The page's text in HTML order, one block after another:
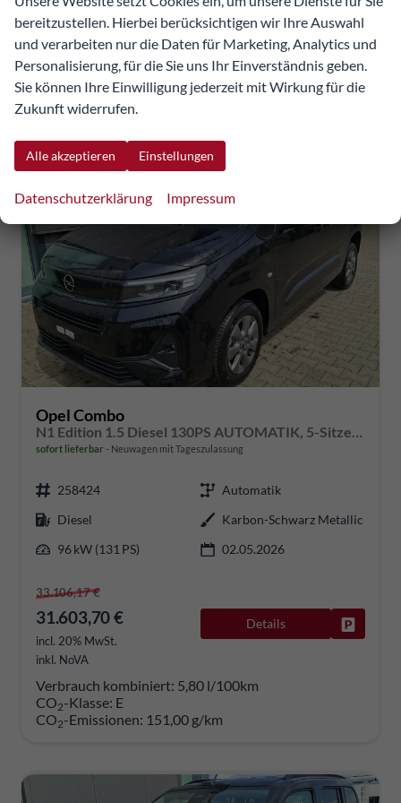
incl. 20% MwSt.
Verbrauch kombiniert:
5,80 l/100km
CO -Klasse:E
CO -Emissionen:151,00 g/km
Opel Combo
N1 Edition 1.5 Diesel 130PS AUTOMATIK, 5-Sitzer, Karbon-Schwarz Metallic, NAVI, Parksensoren hinten, Rückfahrkamera, KEYLESS, 2-Zonen-Klimaautomatik, Schiebetüre links/rechts, 16" Alu, Abgedunkelte Scheiben Tempomat, IntelliLux Matrix-Licht
sofort lieferbar Neuwagen mit Tageszulassung
258424
Automatik
Diesel
Karbon-Schwarz Metallic
96 kW (131 PS)
02.05.2026
33.106,17 €
31.603,70 €
incl. 20% MwSt.
inkl. NoVA
Details
Verbrauch kombiniert: 5,80 l/100km
CO2-Klasse: E
CO2-Emissionen: 151,00 g/km
bereitzustellen. Hierbei berücksichtigen wir Ihre Auswahl
und verarbeiten nur die Daten für Marketing, Analytics und
Personalisierung, für die Sie uns Ihr Einverständnis geben.
Sie können Ihre Einwilligung jederzeit mit Wirkung für die
Zukunft widerrufen.
Alle akzeptieren Einstellungen
Datenschutzerklärung Impressum